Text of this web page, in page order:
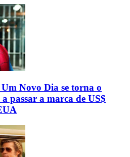
Novo Dia se torna o
passar a marca de US$